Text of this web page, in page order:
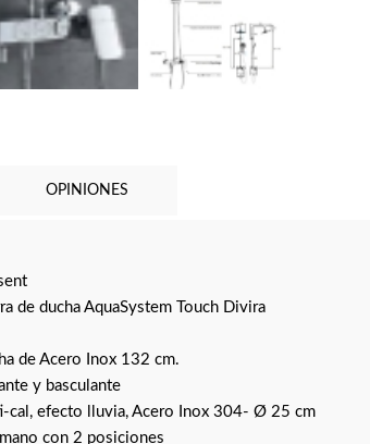
OPINIONES
de ducha AquaSystem Touch Divira
de Acero Inox 132 cm.
y basculante
cal, efecto lluvia, Acero Inox 304- Ø 25 cm
con 2 posiciones